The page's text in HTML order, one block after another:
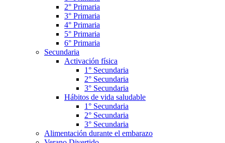
2° Primaria
3° Primaria
4° Primaria
5° Primaria
6° Primaria
Secundaria
Activación física
1° Secundaria
2° Secundaria
3° Secundaria
Hábitos de vida saludable
1° Secundaria
2° Secundaria
3° Secundaria
Alimentación durante el embarazo